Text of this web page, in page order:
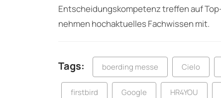
Entscheidungskompetenz treffen auf
nehmen hochaktuelles Fachwissen mit.
Tags: boerding messe Cielo
firstbird Google HR4YOU